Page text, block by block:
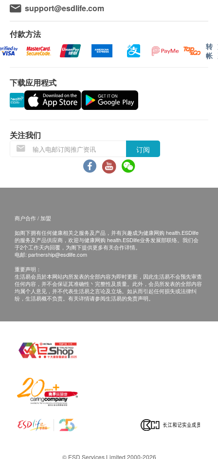
白蛋白球蛋白比例
白蛋白
谷丙转氨酶
谷草转氨酶
碱性磷酸酶
总蛋白质
丙种谷氨基转移酵素
肾功能
肌酸肝
白血球
红血球沉降率
血小板
血色素
红血球平均红蛋白量
红血球平均血红素浓度
泌尿情况
小便颜色
小便比重
血红蛋白定性
小便蛋白定量
小便尿胆原定性
自取报告时间 :
星期一至五-上午 9am - 6pm
备注
讲解医疗服务: 电话或会面只提供一次服务
作销毁处理及不会存底，额外索取报告复印需付行
政费(另议)。
客人需自行承担邮寄报告之风险。
保留最后决定权。
所有健康检查/服务并非作为医务诊断或治疗用
health.ESDlife】并没有经营或提供本服务/产品。
有关此服务/产品的错漏或延误，或因使用此服务/
产品而引致的损失、损害、受伤或法律诉讼，健康
网购health.ESDlife概不负责。一切有关的索偿或
查询，须向提供服务之体检中心或商户提出。
support@esdlife.com
付款方法
转
帐
下载应用程式
关注我们
订阅
商户合作 / 加盟
如阁下拥有任何健康相关之服务及产品，并有兴趣成为健康网购 health.ESDlife
的服务及产品供应商，欢迎与健康网购 health.ESDlife业务发展部联络。我们会
于2个工作天内回覆，为阁下提供更多有关合作详情。
电邮: partnership@esdlife.com
重要声明：
生活易会员於本网站内所发表的全部内容为即时更新，因此生活易不会预先审查
任何内容，并不会保证其准确性丶完整性及质量。此外，会员所发表的全部内容
均属个人意见，并不代表生活易之言论及立场。如从而引起任何损失或法律纠
纷，生活易概不负责。有关详情请参阅生活易的免责声明。
© ESD Services Limited 2000-2026